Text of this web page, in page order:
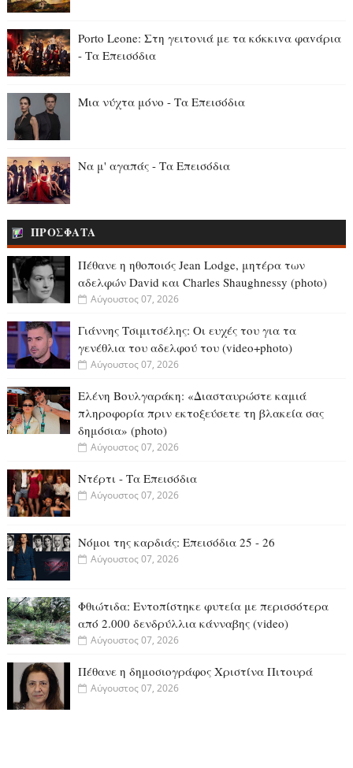
Porto Leone: Στη γειτονιά με τα κόκκιvα φαvάρια
- Τα Επεισόδια
Μια νύχτα μόνο - Τα Επεισόδια
Να μ' αγαπάς - Τα Επεισόδια
ΠΡΟΣΦΑΤΑ
Πέθανε η ηθοποιός Jean Lodge, μητέρα των
αδελφών David και Charles Shaughnessy (photo)
Αύγουστος 07, 2026
Γιάννης Τσιμιτσέλης: Οι ευχές του για τα
γενέθλια του αδελφού του (video+photo)
Αύγουστος 07, 2026
Ελένη Βουλγαράκη: «Διασταυρώστε καμιά
πληροφορία πριν εκτοξεύσετε τη βλακεία σας
δημόσια» (photo)
Αύγουστος 07, 2026
Ντέρτι - Τα Επεισόδια
Αύγουστος 07, 2026
Νόμοι της καρδιάς: Επεισόδια 25 - 26
Αύγουστος 07, 2026
Φθιώτιδα: Εντοπίστηκε φυτεία με περισσότερα
από 2.000 δενδρύλλια κάνναβης (video)
Αύγουστος 07, 2026
Πέθανε η δημοσιογράφος Χριστίνα Πιτουρά
Αύγουστος 07, 2026